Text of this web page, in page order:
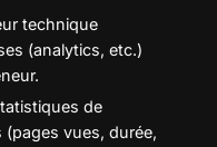
technique
(analytics, etc.)
de
vues, durée,